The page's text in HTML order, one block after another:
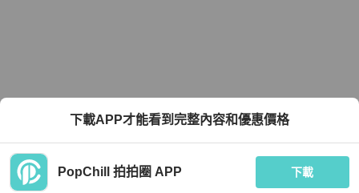
下載APP才能看到完整內容和優惠價格
PopChill 拍拍圈 APP 下載